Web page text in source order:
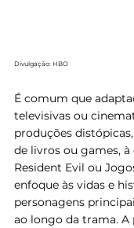
Divulgação: HBO
É comum que
televisivas ou
produções
de livros ou games, à
Resident Evil ou
enfoque às vidas e
personagens
ao longo da trama. A